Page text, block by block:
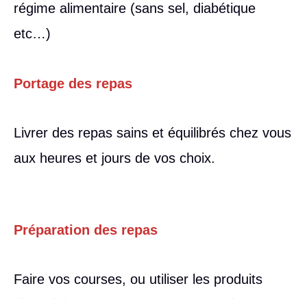
régime alimentaire (sans sel, diabétique
etc…)
Portage des repas
Livrer des repas sains et équilibrés chez vous
aux heures et jours de vos choix.
Préparation des repas
Faire vos courses, ou utiliser les produits